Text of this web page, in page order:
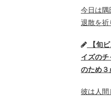
今日は隅
退散を
【旬
イズの
のため
彼は人